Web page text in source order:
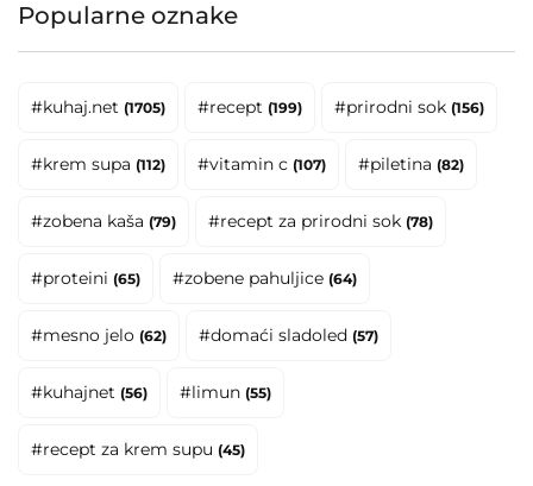
Popularne oznake
#kuhaj.net (1705) #recept (199) #prirodni sok (156)
#krem supa (112) #vitamin c (107) #piletina (82)
#zobena kaša (79) #recept za prirodni sok (78)
#proteini (65) #zobene pahuljice (64)
#mesno jelo (62) #domaći sladoled (57)
#kuhajnet (56) #limun (55)
#recept za krem supu (45)